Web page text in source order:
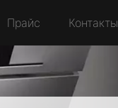
Прайс Контакты